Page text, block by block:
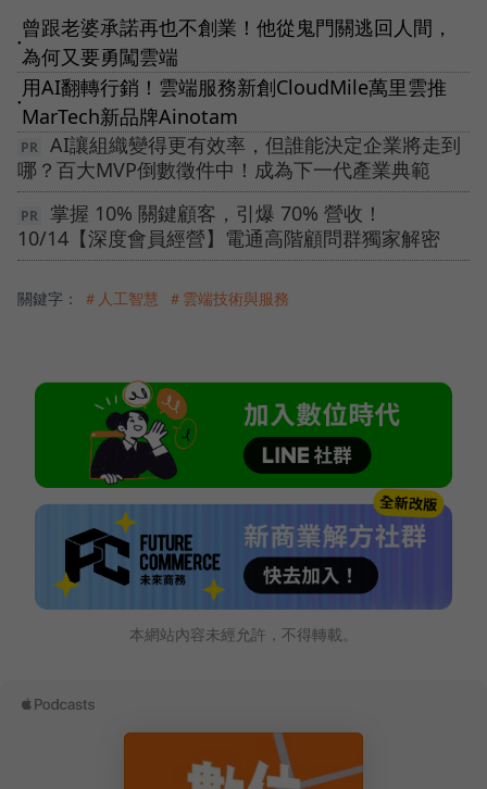
●
曾跟老婆承諾再也不創業！他從鬼門關逃回人間，
為何又要勇闖雲端
●
用AI翻轉行銷！雲端服務新創CloudMile萬里雲推
MarTech新品牌Ainotam
AI讓組織變得更有效率，但誰能決定企業將走到
哪？百大MVP倒數徵件中！成為下一代產業典範
掌握 10% 關鍵顧客，引爆 70% 營收！
10/14【深度會員經營】電通高階顧問群獨家解密
關鍵字： ＃人工智慧 ＃雲端技術與服務
本網站內容未經允許，不得轉載。